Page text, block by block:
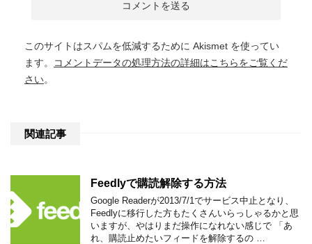
このサイトはスパムを低減するために Akismet を使ってい
ます。
コメントデータの処理方法の詳細はこちらをご覧くだ
さい。
関連記事
Feedlyで購読解除する方法
Google Readerが2013/7/1でサービス中止となり、
Feedlyに移行した方もたくさんいらっしゃるかと思
いますが、やはりまだ操作になれない感じで 「あ
れ、購読止めたいフィードを解除するの …